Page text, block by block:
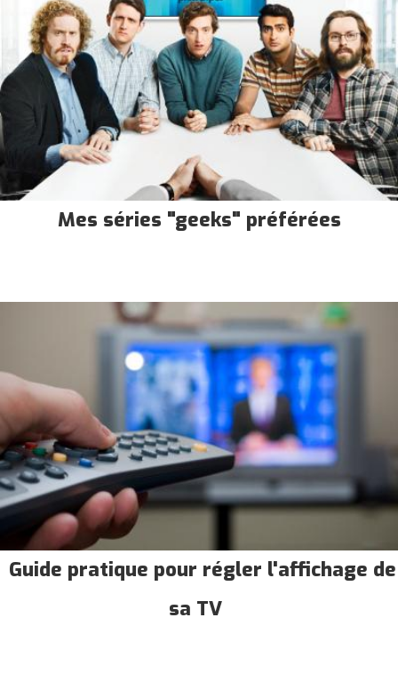
Mes séries "geeks" préférées
Guide pratique pour régler l'affichage de
sa TV